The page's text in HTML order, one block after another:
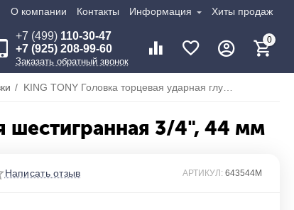
О компании Контакты Информация Хиты продаж
+7 (499)110-30-47
+7 (925) 208-99-60
Заказать обратный звонок
0
/ KING TONY Головка торцевая ударная глубокая шестигранная 3/4", 44 мм
шестигранная 3/4", 44 мм
Написать отзыв АРТИКУЛ: 643544M